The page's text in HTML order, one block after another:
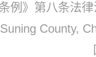
例》第八条法
County,